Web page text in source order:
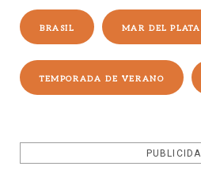
BRASIL MAR DEL PLATA
TEMPORADA DE VERANO